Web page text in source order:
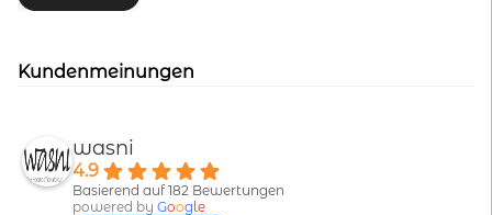
Kundenmeinungen
wasni
4.9
Basierend auf 182 Bewertungen
powered by Goog le